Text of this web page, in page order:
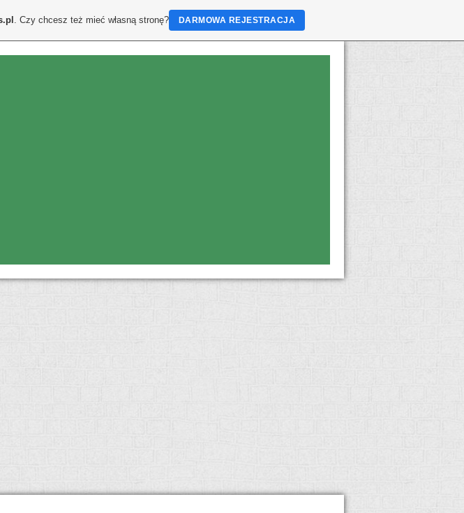
. Czy chcesz też mieć własną stronę? DARMOWA REJESTRACJA